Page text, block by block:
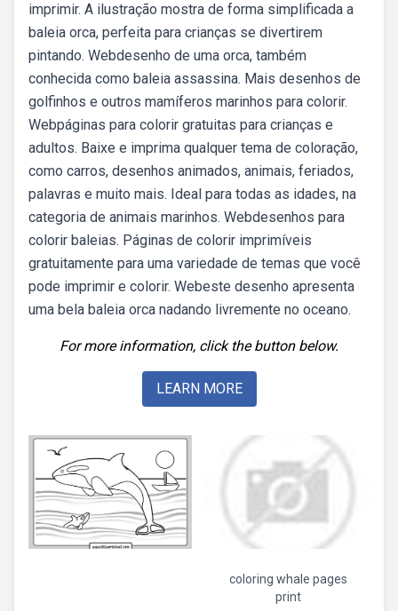
imprimir. A ilustração mostra de forma simplificada a
baleia orca, perfeita para crianças se divertirem
pintando. Webdesenho de uma orca, também
conhecida como baleia assassina. Mais desenhos de
golfinhos e outros mamíferos marinhos para colorir.
Webpáginas para colorir gratuitas para crianças e
adultos. Baixe e imprima qualquer tema de coloração,
como carros, desenhos animados, animais, feriados,
palavras e muito mais. Ideal para todas as idades, na
categoria de animais marinhos. Webdesenhos para
colorir baleias. Páginas de colorir imprimíveis
gratuitamente para uma variedade de temas que você
pode imprimir e colorir. Webeste desenho apresenta
uma bela baleia orca nadando livremente no oceano.
For more information, click the button below.
LEARN MORE
coloring whale pages
print